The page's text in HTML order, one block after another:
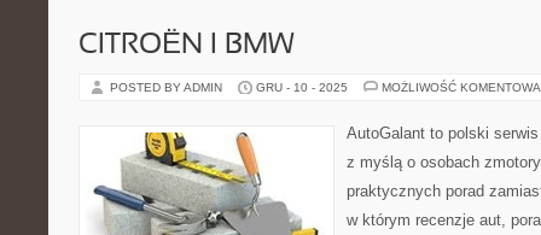
CITROËN I BMW
POSTED BY ADMIN GRU - 10 - 2025 MOŻLIWOŚĆ
AutoGalant to polski
z myślą o osobach
praktycznych porad
w którym recenzje aut,